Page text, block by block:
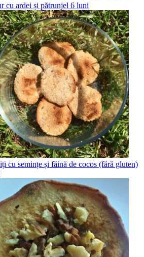
cu ardei și pătrunjel 6 luni
cu semințe și făină de cocos (fără gluten)